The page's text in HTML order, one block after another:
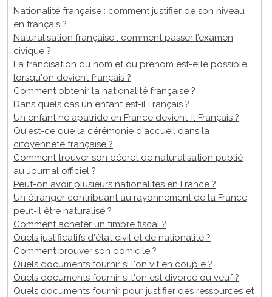
Nationalité française : comment justifier de son niveau
en français ?
Naturalisation française : comment passer l’examen
civique ?
La francisation du nom et du prénom est-elle possible
lorsqu'on devient français ?
Comment obtenir la nationalité française ?
Dans quels cas un enfant est-il Français ?
Un enfant né apatride en France devient-il Français ?
Qu'est-ce que la cérémonie d'accueil dans la
citoyenneté française ?
Comment trouver son décret de naturalisation publié
au Journal officiel ?
Peut-on avoir plusieurs nationalités en France ?
Un étranger contribuant au rayonnement de la France
peut-il être naturalisé ?
Comment acheter un timbre fiscal ?
Quels justificatifs d'état civil et de nationalité ?
Comment prouver son domicile ?
Quels documents fournir si l'on vit en couple ?
Quels documents fournir si l'on est divorcé ou veuf ?
Quels documents fournir pour justifier des ressources et